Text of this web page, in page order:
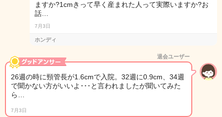
ますか?1cmきって早く産まれた人って実際いますか?お
話…
7月3日
ホンディ
退会ユーザー
26週の時に頸管長が1.6cmで入院。32週に0.9cm、34週
で聞かない方がいいよ･･･と言われましたが聞いてみた
ら…
7月3日